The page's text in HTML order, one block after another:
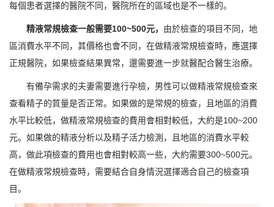
每個患者選擇的醫院不同，醫院所在的區域也是不一樣的。
精液常規檢查一般需要100~500元， 由於檢查的項目不同，地
區消費水平不同，其價格也會不同，在做精液常規檢查時，應選擇
正規醫院，如果檢查結果異常，還需要進一步就醫配合醫生治療。
有備孕需求的夫妻需要進行孕檢，男性可以做精液常規檢查來
查看精子的質量是否正常。如果做的是常規的檢查，且地區的消費
水平比較低，做精液常規檢查的費用會相對較低，大約是100~200
元。如果做的精液分析以及精子活力檢測，且地區的消費水平較
高，做此項檢查的費用也會相對較高一些，大約需要300~500元。
在做精液常規檢查時，需要結合自身情況選擇適合自己的檢查項
目。